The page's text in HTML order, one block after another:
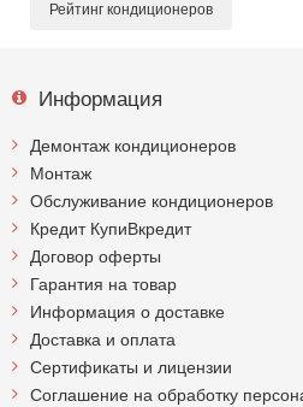
Рейтинг кондиционеров
Информация
Демонтаж кондиционеров
Монтаж
Обслуживание кондиционеров
Кредит КупиВкредит
Договор оферты
Гарантия на товар
Информация о доставке
Доставка и оплата
Сертификаты и лицензии
Соглашение на обработку